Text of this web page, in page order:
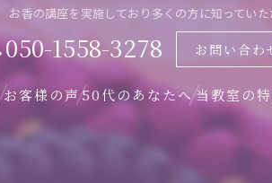
お香の講座を実施しており多くの方に知ってい
050-1558-3278 お問い合わ
お客様の声50代のあなたへ当教室の